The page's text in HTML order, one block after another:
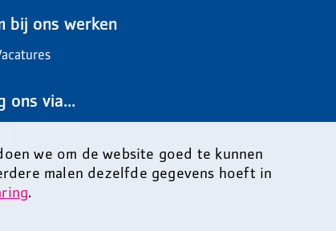
we om de website goed te kunnen
malen dezelfde gegevens hoeft in
.
bij ons werken
ons via...